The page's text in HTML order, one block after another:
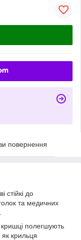
повернення
стійкі до
та медичних
полегшують
як крильця